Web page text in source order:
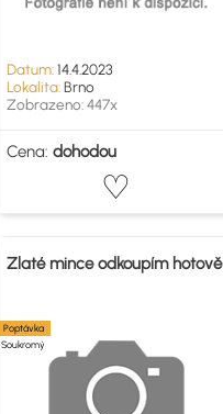
Datum:14.4.2023
Lokalita:Brno
Zobrazeno: 447x
Cena: dohodou
Zlaté mince odkoupím hotově
Poptávka
Soukromý